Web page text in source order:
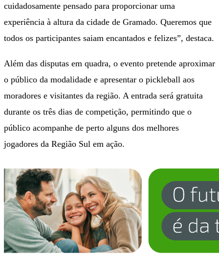
cuidadosamente pensado para proporcionar uma
experiência à altura da cidade de Gramado. Queremos que
todos os participantes saiam encantados e felizes”, destaca.
Além das disputas em quadra, o evento pretende aproximar
o público da modalidade e apresentar o pickleball aos
moradores e visitantes da região. A entrada será gratuita
durante os três dias de competição, permitindo que o
público acompanhe de perto alguns dos melhores
jogadores da Região Sul em ação.